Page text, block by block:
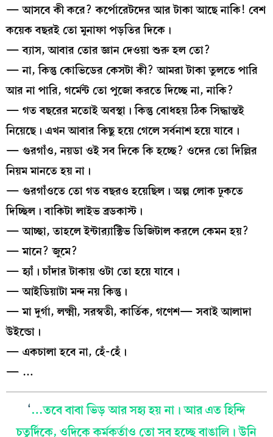
— আসবে কী করে? কর্পোরেটদের আর টাকা আছে নাকি! বেশ
কয়েক বছরই তো মুনাফা পড়তির দিকে।
— ব্যাস, আবার তোর জ্ঞান দেওয়া শুরু হল তো?
— না, কিন্তু কোভিডের কেসটা কী? আমরা টাকা তুলতে পারি
আর না পারি, গর্মেন্ট তো পুজো করতে দিচ্ছে না, নাকি?
— গত বছরের মতোই অবস্থা। কিন্তু বোধহয় ঠিক সিদ্ধান্তই
নিয়েছে। এখন আবার কিছু হয়ে গেলে সর্বনাশ হয়ে যাবে।
— গুরগাঁও, নয়ডা ওই সব দিকে কি হচ্ছে? ওদের তো দিল্লির
নিয়ম মানতে হয় না।
— গুরগাঁওতে তো গত বছরও হয়েছিল। অল্প লোক ঢুকতে
দিচ্ছিল। বাকিটা লাইভ ব্রডকাস্ট।
— আচ্ছা, তাহলে ইন্টার‍্যাক্টিভ ডিজিটাল করলে কেমন হয়?
— মানে? জুমে?
— হ্যাঁ। চাঁদার টাকায় ওটা তো হয়ে যাবে।
— আইডিয়াটা মন্দ নয় কিন্তু।
— মা দুর্গা, লক্ষ্মী, সরস্বতী, কার্তিক, গণেশ— সবাই আলাদা
উইন্ডো।
— একচালা হবে না, হেঁ-হেঁ।
— …
‘…তবে বাবা ভিড় আর সহ্য হয় না। আর এত হিন্দি
চতুর্দিকে, ওদিকে কর্মকর্তাও তো সব হচ্ছে বাঙালি। উনি